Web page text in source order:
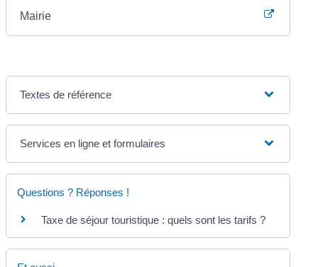
Mairie
Textes de référence
Services en ligne et formulaires
Questions ? Réponses !
Taxe de séjour touristique : quels sont les tarifs ?